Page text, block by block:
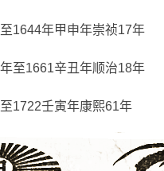
1644年甲申年崇祯17年
至1661辛丑年顺治18年
1722壬寅年康熙61年